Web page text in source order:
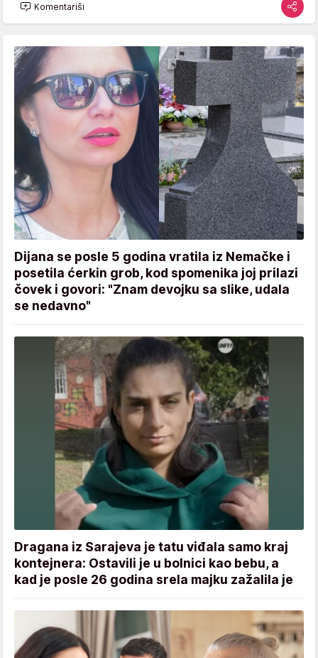
Komentariši
Dijana se posle 5 godina vratila iz Nemačke i
posetila ćerkin grob, kod spomenika joj prilazi
čovek i govori: "Znam devojku sa slike, udala
se nedavno"
Dragana iz Sarajeva je tatu viđala samo kraj
kontejnera: Ostavili je u bolnici kao bebu, a
kad je posle 26 godina srela majku zažalila je